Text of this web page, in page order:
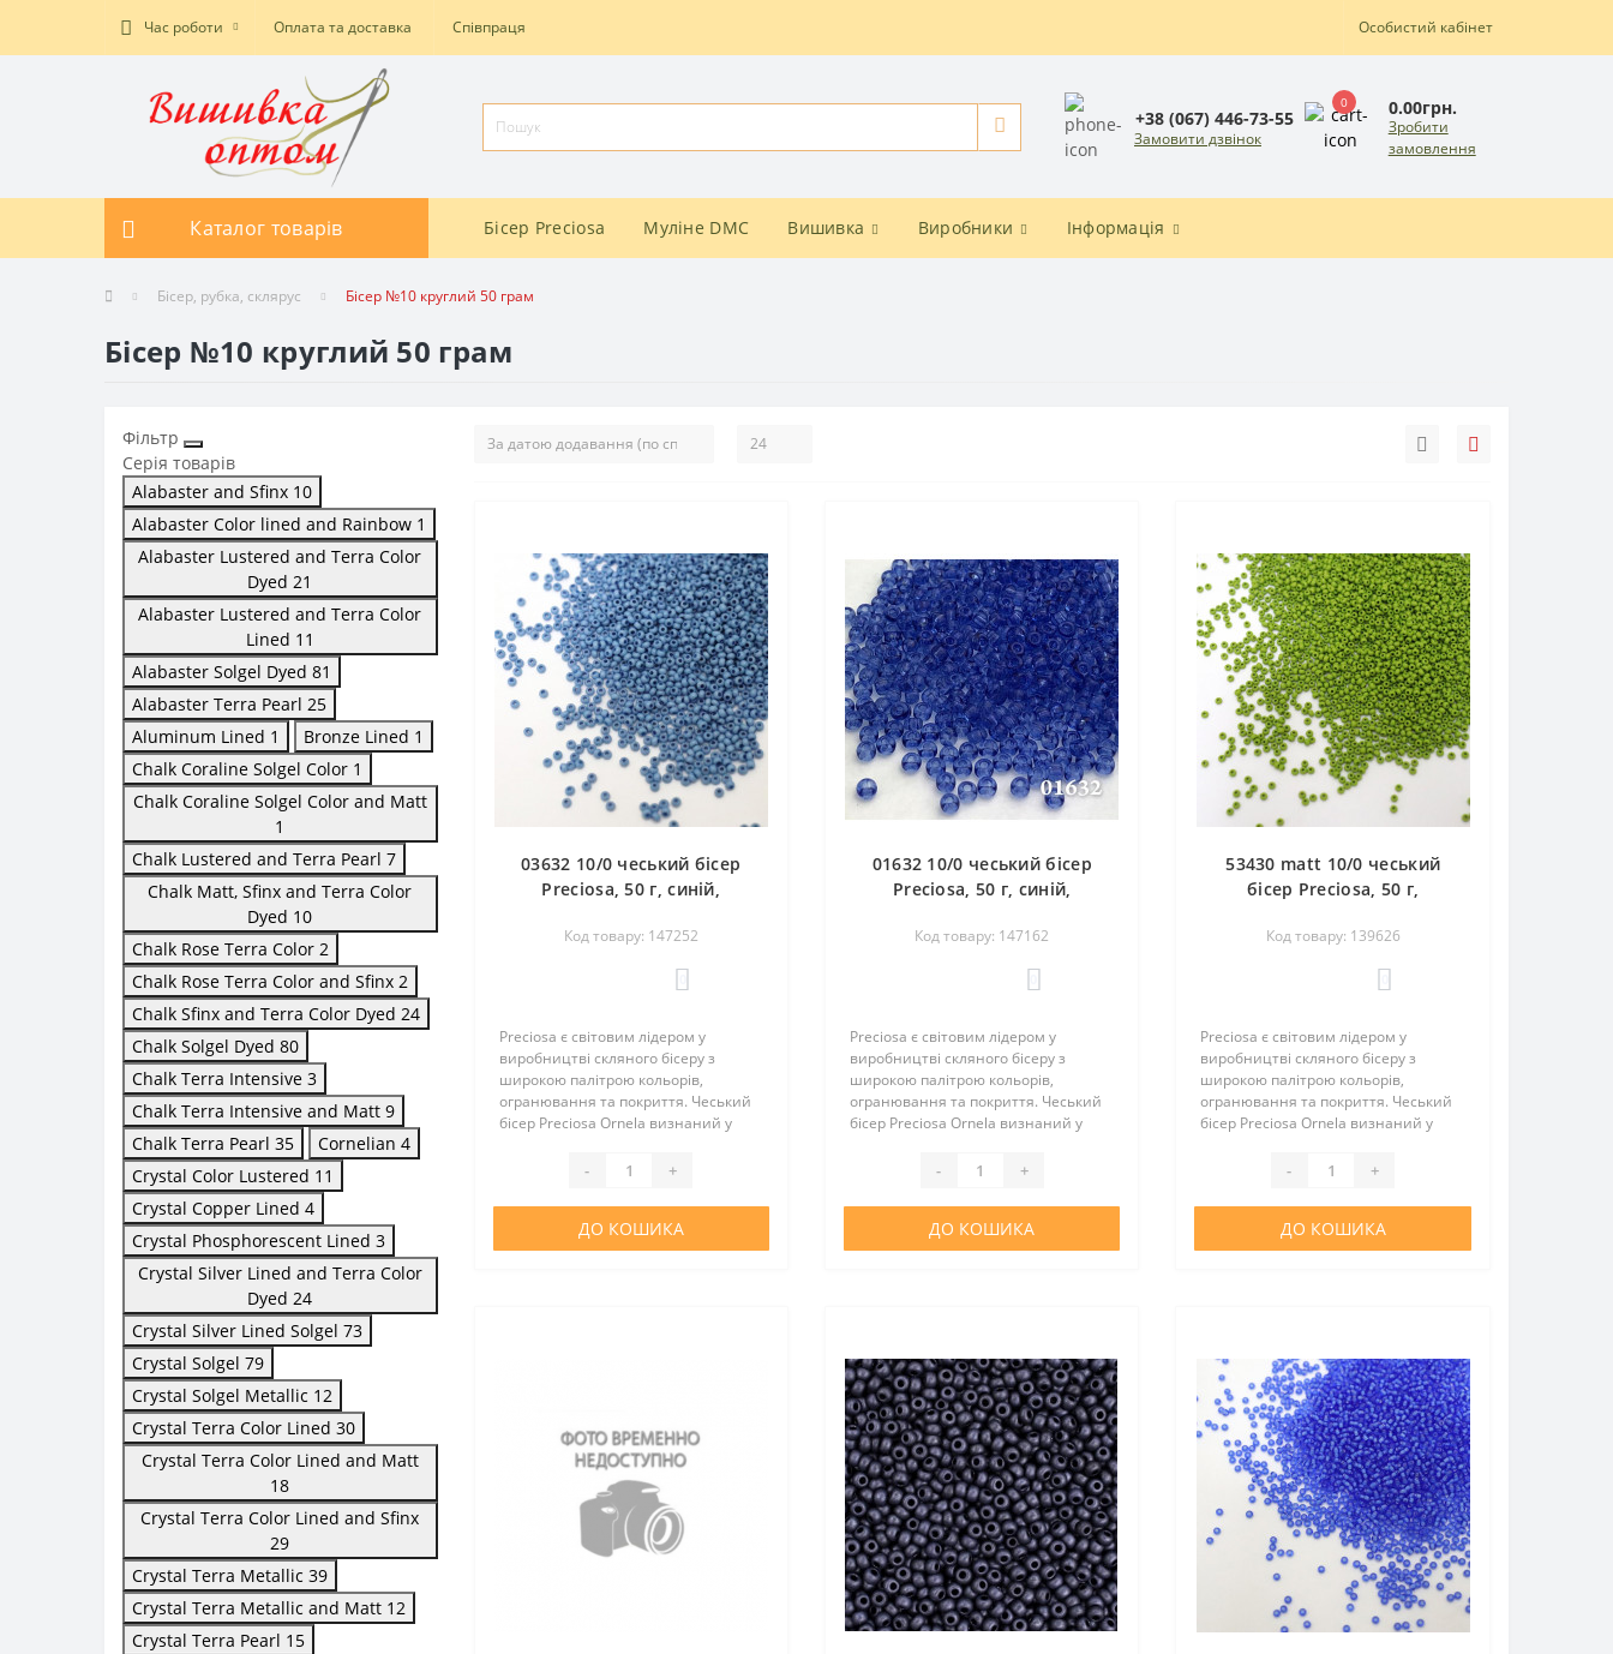
Час роботи Оплата та доставка Співпраця Особистий кабінет
+38 (067) 446-73-55
Замовити дзвінок
0 0.00грн.
Зробити
замовлення
Каталог товарів Бісер Preciosa Муліне DMC Вишивка Виробники Інформація
Бісер, рубка, склярус Бісер №10 круглий 50 грам
Бісер №10 круглий 50 грам
Фільтр
Серія товарів
Alabaster and Sfinx 10
Alabaster Color lined and Rainbow 1
Alabaster Lustered and Terra Color
Dyed 21
Alabaster Lustered and Terra Color
Lined 11
Alabaster Solgel Dyed 81
Alabaster Terra Pearl 25
Aluminum Lined 1 Bronze Lined 1
Chalk Coraline Solgel Color 1
Chalk Coraline Solgel Color and Matt
1
Chalk Lustered and Terra Pearl 7
Chalk Matt, Sfinx and Terra Color
Dyed 10
Chalk Rose Terra Color 2
Chalk Rose Terra Color and Sfinx 2
Chalk Sfinx and Terra Color Dyed 24
Chalk Solgel Dyed 80
Chalk Terra Intensive 3
Chalk Terra Intensive and Matt 9
Chalk Terra Pearl 35 Cornelian 4
Crystal Color Lustered 11
Crystal Copper Lined 4
Crystal Phosphorescent Lined 3
Crystal Silver Lined and Terra Color
Dyed 24
Crystal Silver Lined Solgel 73
Crystal Solgel 79
Crystal Solgel Metallic 12
Crystal Terra Color Lined 30
Crystal Terra Color Lined and Matt
18
Crystal Terra Color Lined and Sfinx
29
Crystal Terra Metallic 39
Crystal Terra Metallic and Matt 12
Crystal Terra Pearl 15
03632 10/0 чеський бісер
Preciosa, 50 г, синій,
сольгель
Код товару: 147252
Preciosa є світовим лідером у
виробництві скляного бісеру з
широкою палітрою кольорів,
огранювання та покриття. Чеський
бісер Preciosa Ornela визнаний у
оптимальну вартість. Цей бісер
- +
ДО КОШИКА
01632 10/0 чеський бісер
Preciosa, 50 г, синій,
Код товару: 147162
Preciosa є світовим лідером у
виробництві скляного бісеру з
широкою палітрою кольорів,
огранювання та покриття. Чеський
бісер Preciosa Ornela визнаний у
оптимальну вартість. Цей бісер
- +
ДО КОШИКА
53430 matt 10/0 чеський
бісер Preciosa, 50 г,
матовий
Код товару: 139626
Preciosa є світовим лідером у
виробництві скляного бісеру з
широкою палітрою кольорів,
огранювання та покриття. Чеський
бісер Preciosa Ornela визнаний у
оптимальну вартість. Цей бісер
- +
ДО КОШИКА